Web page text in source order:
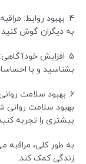
4. بهبود روابط:
به دیگران گوش
5. افزایش
بشناسید و با
6. بهبود سلامت
بهبود سلامت
بیشتری را تجربه
به طور کلی، مراقبه
زندگی کمک کند.